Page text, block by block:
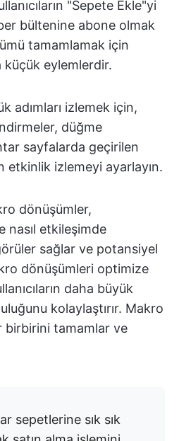
"Sepete Ekle"yi
bültenine abone olmak
tamamlamak için
eylemlerdir.
adımları izlemek için,
düğme
sayfalarda geçirilen
etkinlik izlemeyi ayarlayın.
dönüşümler,
nasıl etkileşimde
sağlar ve potansiyel
dönüşümleri optimize
daha büyük
kolaylaştırır. Makro
birbirini tamamlar ve
sepetlerine sık sık